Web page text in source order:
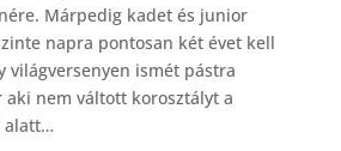
Márpedig kadet és junior
napra pontosan két évet kell
világversenyen ismét pástra
aki nem váltott korosztályt a
alatt…